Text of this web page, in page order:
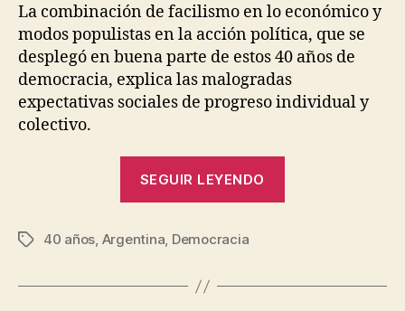
La combinación de facilismo en lo económico y
modos populistas en la acción política, que se
desplegó en buena parte de estos 40 años de
democracia, explica las malogradas
expectativas sociales de progreso individual y
colectivo.
SEGUIR LEYENDO
era”
Etiquetas
40 años, Argentina, Democracia
o
J